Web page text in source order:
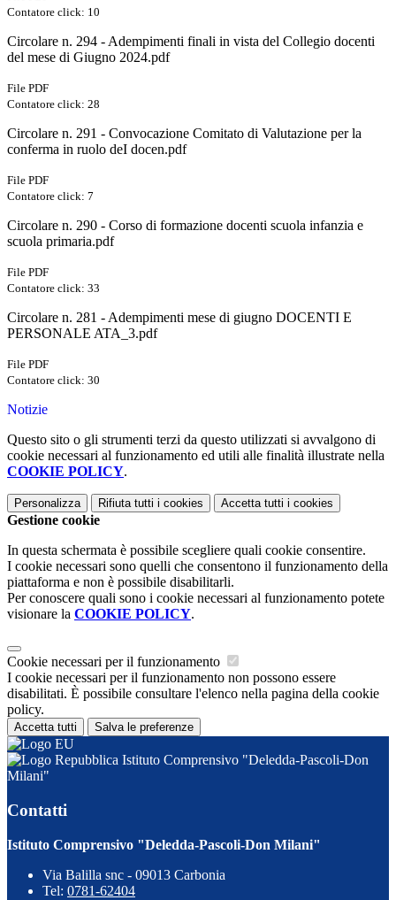
Contatore click: 10
Circolare n. 294 - Adempimenti finali in vista del Collegio docenti
del mese di Giugno 2024.pdf
File PDF
Contatore click: 28
Circolare n. 291 - Convocazione Comitato di Valutazione per la
conferma in ruolo deI docen.pdf
File PDF
Contatore click: 7
Circolare n. 290 - Corso di formazione docenti scuola infanzia e
scuola primaria.pdf
File PDF
Contatore click: 33
Circolare n. 281 - Adempimenti mese di giugno DOCENTI E
PERSONALE ATA_3.pdf
File PDF
Contatore click: 30
Notizie
Questo sito o gli strumenti terzi da questo utilizzati si avvalgono di
cookie necessari al funzionamento ed utili alle finalità illustrate nella
COOKIE POLICY.
Personalizza Rifiuta tutti i cookies Accetta tutti i cookies
Gestione cookie
In questa schermata è possibile scegliere quali cookie consentire.
I cookie necessari sono quelli che consentono il funzionamento della
piattaforma e non è possibile disabilitarli.
Per conoscere quali sono i cookie necessari al funzionamento potete
visionare la COOKIE POLICY.
Cookie necessari per il funzionamento
I cookie necessari per il funzionamento non possono essere
disabilitati. È possibile consultare l'elenco nella pagina della cookie
policy.
Accetta tutti Salva le preferenze
Istituto Comprensivo "Deledda-Pascoli-Don
Milani"
Contatti
Istituto Comprensivo "Deledda-Pascoli-Don Milani"
Via Balilla snc - 09013 Carbonia
Tel: 0781-62404